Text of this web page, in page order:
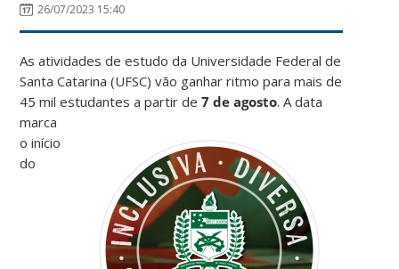
26/07/2023 15:40
As atividades de estudo da Universidade Federal de
Santa Catarina (UFSC) vão ganhar ritmo para mais de
45 mil estudantes a partir de 7 de agosto. A data
marca
o início
do